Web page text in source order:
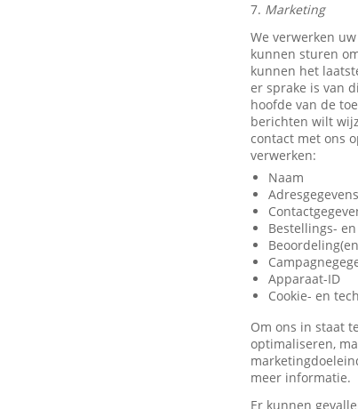
7. Marketing
We verwerken
kunnen sturen
kunnen het
er sprake is van
hoofde van de
berichten wilt
contact met ons
verwerken:
Naam
Adresgegevens
Bestellings-
Apparaat-ID
Cookie- en
Om ons in staat
optimaliseren,
meer informatie.
Er kunnen